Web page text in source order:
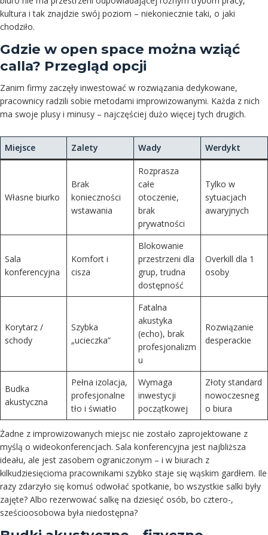
kultura i tak znajdzie swój poziom – niekoniecznie taki, o jaki
chodziło.
Gdzie w open space można wziąć
calla? Przegląd opcji
Zanim firmy zaczęły inwestować w rozwiązania dedykowane,
pracownicy radzili sobie metodami improwizowanymi. Każda z nich
ma swoje plusy i minusy – najczęściej dużo więcej tych drugich.
Miejsce Zalety Wady Werdykt
Własne biurko
Brak
konieczności
wstawania
Rozprasza
całe
otoczenie,
brak
prywatności
Tylko w
sytuacjach
awaryjnych
Sala
konferencyjna
Komfort i
cisza
Blokowanie
przestrzeni dla
grup, trudna
dostępność
Overkill dla 1
osoby
Korytarz /
schody
Szybka
„ucieczka”
Fatalna
akustyka
(echo), brak
profesjonalizm
u
Rozwiązanie
desperackie
Budka
akustyczna
Pełna izolacja,
profesjonalne
tło i światło
Wymaga
inwestycji
początkowej
Złoty standard
nowoczesneg
o biura
Żadne z improwizowanych miejsc nie zostało zaprojektowane z
myślą o wideokonferencjach. Sala konferencyjna jest najbliższa
ideału, ale jest zasobem ograniczonym – i w biurach z
kilkudziesięcioma pracownikami szybko staje się wąskim gardłem. Ile
razy zdarzyło się komuś odwołać spotkanie, bo wszystkie salki były
zajęte? Albo rezerwować salkę na dziesięć osób, bo cztero-,
sześcioosobowa była niedostępna?